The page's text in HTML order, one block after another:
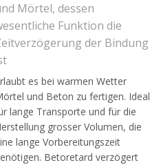
Mörtel, dessen
Funktion die
der Bindung
es bei warmen Wetter
und Beton zu fertigen. Ideal
lange Transporte und für die
grosser Volumen, die
lange Vorbereitungszeit
Betoretard verzögert